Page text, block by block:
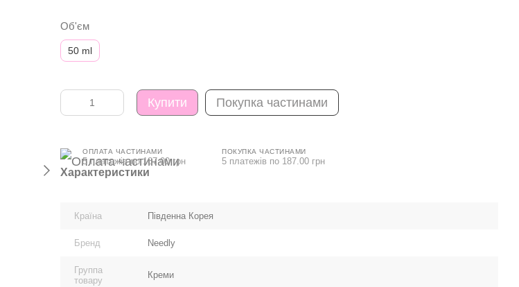
Об'єм
50 ml
Купити Покупка частинами
ОПЛАТА ЧАСТИНАМИ
5 платежів по 187.00 грн
ПОКУПКА ЧАСТИНАМИ
5 платежів по 187.00 грн
Характеристики
Країна Південна Корея
Бренд Needly
Группа
товару
Креми